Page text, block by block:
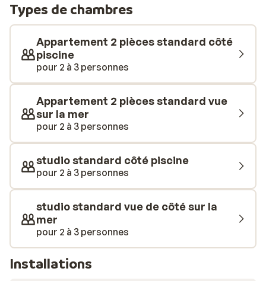
appartements sont joliment aménagés et disposent de
tout le nécessaire pour un séjour relaxant. Le véritable
atout d’ENDLSS Ibiza est sa zone chill‑out avec piscine,
lits balinais, pool‑bar et cabine DJ. En journée, tout
tourne autour du farniente au soleil, tandis que le DJ
crée une atmosphère agréable. À la tombée de la nuit,
l’ambiance se déplace vers la propre discothèque de
l’hôtel, parfaite pour boire un verre et danser. Cala de
Bou est un excellent point de départ pour explorer
Ibiza. Les plus belles criques se trouvent à proximité,
l’endroit idéal si vous souhaitez découvrir différentes
plages de l’île ou si vous êtes à la recherche d’une
soirée festive. Ou les deux, bien sûr.
Types de chambres
Appartement 2 pièces standard côté
piscine
pour 2 à 3 personnes
Appartement 2 pièces standard vue
sur la mer
pour 2 à 3 personnes
studio standard côté piscine
pour 2 à 3 personnes
studio standard vue de côté sur la
mer
pour 2 à 3 personnes
Installations